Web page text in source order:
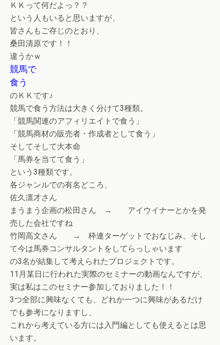
ＫＫって何だよっ？？
という人もいると思いますが、
皆さんもご存じのとおり、
桑田清原です！！
違うかｗ
競馬で
食う
のＫＫです♪
競馬で食う方法は大きく分けて3種類。
「競馬関連のアフィリエイトで食う」
「競馬商材の販売者・作成者として食う」
そしてそして大本命
「馬券を当てて食う」
という3種類です。
各ジャンルでの有名どころ、
佐久凛才さん
まうまう企画の松田さん → アイウイナーとかを発
売した会社ですね
竹岡高文さん → 枠連ターゲットでおなじみ、そし
て今は馬券コンサルタントをしてらっしゃいます
の3名が結集して考えられたプロジェクトです。
11月某日に行われた実際のセミナーの動画なんですが、
実は私はこのセミナー参加しておりました！！
3つ全部に興味なくても、どれか一つに興味があるだけ
でも参考になりますし、
これから考えている方には入門編としても使えるとは思
います。